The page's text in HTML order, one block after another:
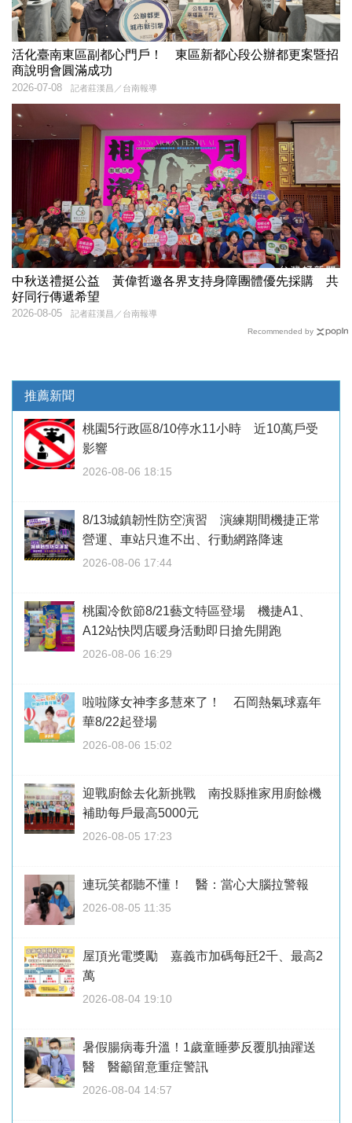
活化臺南東區副都心門戶！ 東區新都心段公辦都更案暨招
商說明會圓滿成功
記者莊漢昌／台南報導
2026-07-08
中秋送禮挺公益 黃偉哲邀各界支持身障團體優先採購 共
好同行傳遞希望
記者莊漢昌／台南報導
2026-08-05
Recommended by
推薦新聞
桃園5行政區8/10停水11小時 近10萬戶受
影響
2026-08-06 18:15
8/13城鎮韌性防空演習 演練期間機捷正常
營運、車站只進不出、行動網路降速
2026-08-06 17:44
桃園冷飲節8/21藝文特區登場 機捷A1、
A12站快閃店暖身活動即日搶先開跑
2026-08-06 16:29
啦啦隊女神李多慧來了！ 石岡熱氣球嘉年
華8/22起登場
2026-08-06 15:02
迎戰廚餘去化新挑戰 南投縣推家用廚餘機
補助每戶最高5000元
2026-08-05 17:23
連玩笑都聽不懂！ 醫：當心大腦拉警報
2026-08-05 11:35
屋頂光電獎勵 嘉義市加碼每瓩2千、最高2
萬
2026-08-04 19:10
暑假腸病毒升溫！1歲童睡夢反覆肌抽躍送
醫 醫籲留意重症警訊
2026-08-04 14:57